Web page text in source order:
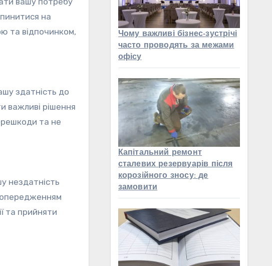
на
та відпочинком,
здатність до
важливі рішення
та не
нездатність
та прийняти
Чому важливі бізнес-зустрічі
часто проводять за межами
офісу
Капітальний ремонт
сталевих резервуарів після
корозійного зносу: де
замовити